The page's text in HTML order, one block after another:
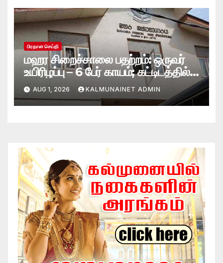
பிரதான செய்தி
மஹர சிறைச்சாலை பதற்றம்: ஒருவர்
உயிரிழப்பு – 6 பேர் காயம்; கட்டிடத்தில்
பாரிய தீ
AUG 1, 2026 KALMUNAINET ADMIN